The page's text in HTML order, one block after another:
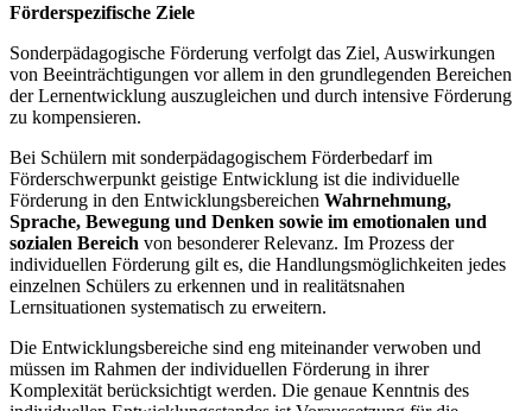
Förderspezifische Ziele
Sonderpädagogische Förderung verfolgt das Ziel, Auswirkungen
von Beeinträchtigungen vor allem in den grundlegenden Bereichen
der Lernentwicklung auszugleichen und durch intensive Förderung
zu kompensieren.
Bei Schülern mit sonderpädagogischem Förderbedarf im
Förderschwerpunkt geistige Entwicklung ist die individuelle
Förderung in den Entwicklungsbereichen Wahrnehmung,
Sprache, Bewegung und Denken sowie im emotionalen und
sozialen Bereich von besonderer Relevanz. Im Prozess der
individuellen Förderung gilt es, die Handlungsmöglichkeiten jedes
einzelnen Schülers zu erkennen und in realitätsnahen
Lernsituationen systematisch zu erweitern.
Die Entwicklungsbereiche sind eng miteinander verwoben und
müssen im Rahmen der individuellen Förderung in ihrer
Komplexität berücksichtigt werden. Die genaue Kenntnis des